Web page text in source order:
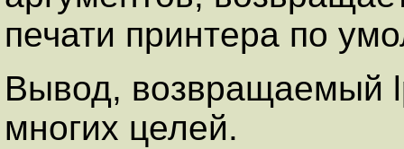
печати принтера по
Вывод, возвращаемый
многих целей.